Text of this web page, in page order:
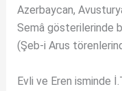
Azerbaycan,
Semâ gösterilerinde
(Şeb-i Arus
Evli ve Eren isminde